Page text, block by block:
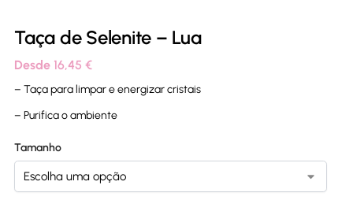
Taça de Selenite – Lua
Desde 16,45 €
– Taça para limpar e energizar cristais
– Purifica o ambiente
Tamanho